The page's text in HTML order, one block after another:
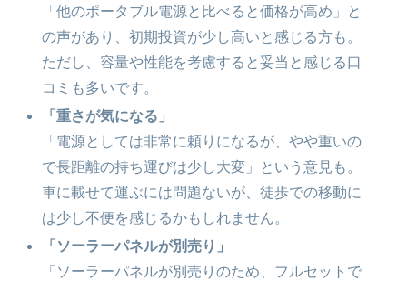
「他のポータブル電源と比べると価格が高め」と
の声があり、初期投資が少し高いと感じる方も。
ただし、容量や性能を考慮すると妥当と感じる口
コミも多いです。
「重さが気になる」
「電源としては非常に頼りになるが、やや重いの
で長距離の持ち運びは少し大変」という意見も。
車に載せて運ぶには問題ないが、徒歩での移動に
は少し不便を感じるかもしれません。
「ソーラーパネルが別売り」
「ソーラーパネルが別売りのため、フルセットで